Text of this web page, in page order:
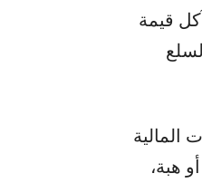
قيمة
هبة،